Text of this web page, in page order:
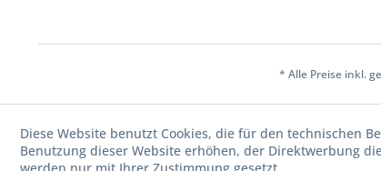
* Alle Preise inkl.
Diese Website benutzt Cookies, die für den technischen
Benutzung dieser Website erhöhen, der Direktwerbung